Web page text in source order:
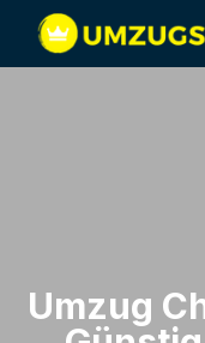
Umzug